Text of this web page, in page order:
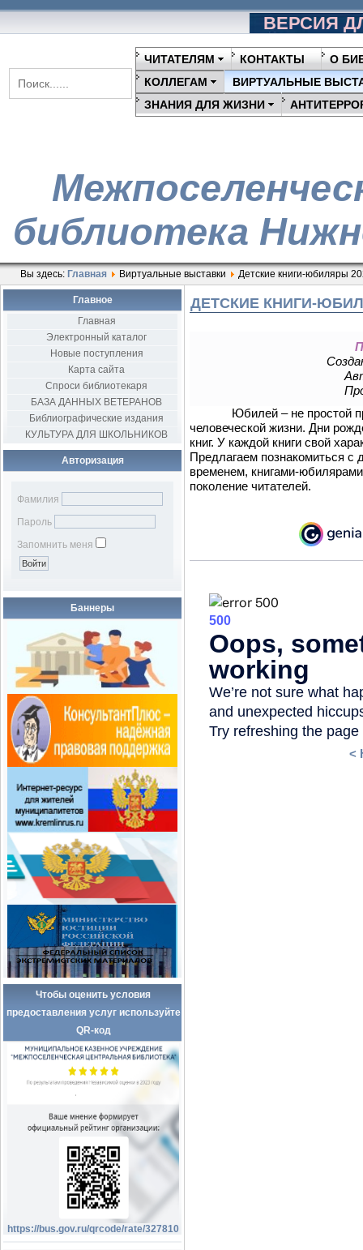
ВЕРСИЯ
ЧИТАТЕЛЯМ КОНТАКТЫ
О
КОЛЛЕГАМ
ВИРТУАЛЬНЫЕ
ЗНАНИЯ ДЛЯ ЖИЗНИ
библиотека
Вы здесь: Главная Виртуальные выставки Детские книги-юбиляры
Главное
Главная
Электронный каталог
Новые поступления
Карта сайта
Спроси библиотекаря
БАЗА ДАННЫХ ВЕТЕРАНОВ
Библиографические издания
КУЛЬТУРА ДЛЯ ШКОЛЬНИКОВ
Авторизация
Фамилия
Пароль
Запомнить меня
Баннеры
Чтобы оценить условия
предоставления услуг используйте
QR-код
https://bus.gov.ru/qrcode/rate/327810
ДЕТСКИЕ КНИГИ-
Юбилей – не простой
человеческой жизни. Дни
книг. У каждой книги свой
Предлагаем познакомиться с
временем, книгами-
поколение читателей.
<